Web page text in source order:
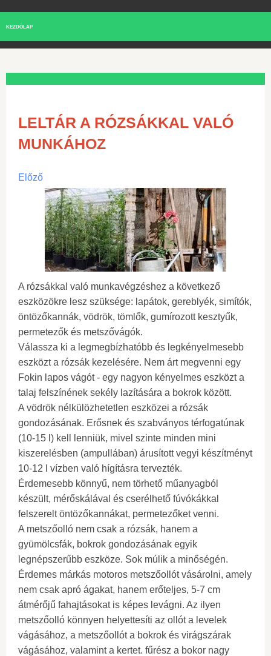
KEZDŐLAP
LELTÁR A RÓZSÁKKAL VALÓ
MUNKÁHOZ
Előző
A rózsákkal való munkavégzéshez a következő
eszközökre lesz szüksége: lapátok, gereblyék, simítók,
öntözőkannák, vödrök, tömlők, gumírozott kesztyűk,
permetezők és metszővágók.
Válassza ki a legmegbízhatóbb és legkényelmesebb
eszközt a rózsák kezelésére. Nem árt megvenni egy
Fokin lapos vágót - egy nagyon kényelmes eszközt a
talaj felszínének sekély lazítására a bokrok között.
A vödrök nélkülözhetetlen eszközei a rózsák
gondozásának. Erősnek és szabványos térfogatúnak
(10-15 l) kell lenniük, mivel szinte minden mini
kiszerelésben (ampullában) árusított vegyi készítményt
10-12 l vízben való hígításra tervezték.
Érdemesebb könnyű, nem törhető műanyagból
készült, mérőskálával és cserélhető fúvókákkal
felszerelt öntözőkannákat, permetezőket venni.
A metszőolló nem csak a rózsák, hanem a
gyümölcsfák, bokrok gondozásának egyik
legnépszerűbb eszköze. Sok múlik a minőségén.
Érdemes márkás motoros metszőollót vásárolni, amely
nem csak apró ágakat, hanem erőteljes, 5-7 cm
átmérőjű fahajtásokat is képes levágni. Az ilyen
metszőolló könnyen helyettesíti az ollót a levelek
vágásához, a metszőollót a bokrok és virágszárak
vágásához, valamint a kertet. fűrész a bokor nagy